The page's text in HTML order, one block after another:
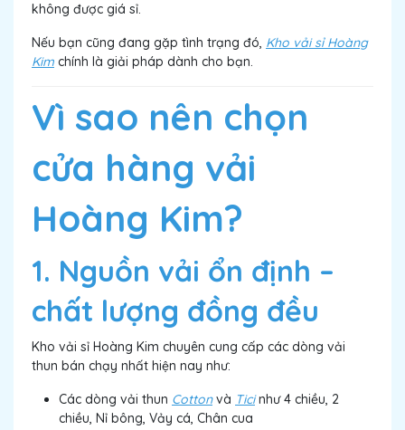
không được giá sỉ.
Nếu bạn cũng đang gặp tình trạng đó, Kho vải sỉ Hoàng
Kim chính là giải pháp dành cho bạn.
Vì sao nên chọn
cửa hàng vải
Hoàng Kim?
1. Nguồn vải ổn định –
chất lượng đồng đều
Kho vải sỉ Hoàng Kim chuyên cung cấp các dòng vải
thun bán chạy nhất hiện nay như:
Các dòng vải thun Cottonvà Ticinhư 4 chiều, 2
chiều, Nỉ bông, Vảy cá, Chân cua